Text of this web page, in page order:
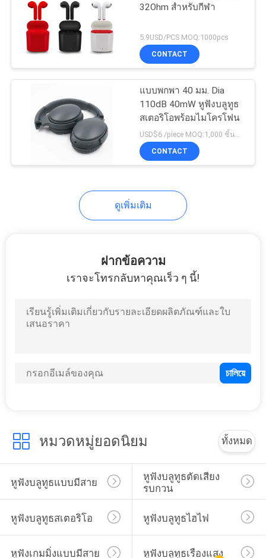
แผนผัง
เว็บไซต์
PRIVACY
POLICY
32Ohm สำหรับกีฬา
5.9USD/PCS MOQ:1000pcs
CONTACT
แบบพกพา 40 มม. Dia
110dB 40mW หูฟังบลูทูธ
สเตอริโอพร้อมไมโครโฟน
CONTACT
ดูเพิ่มเติม
ฝากข้อความ
เราจะโทรกลับหาคุณเร็ว ๆ นี้!
หมวดหมู่ยอดนิยม ทั้งหมด
หูฟังบลูทูธแบบมีสาย
หูฟังบลูทูธตัดเสียง
รบกวน
หูฟังบลูทูธสเตอริโอ หูฟังบลูทูธไฮไฟ
หูฟังเกมมิ่งแบบมีสาย หูฟังบลูทูธเรืองแสง